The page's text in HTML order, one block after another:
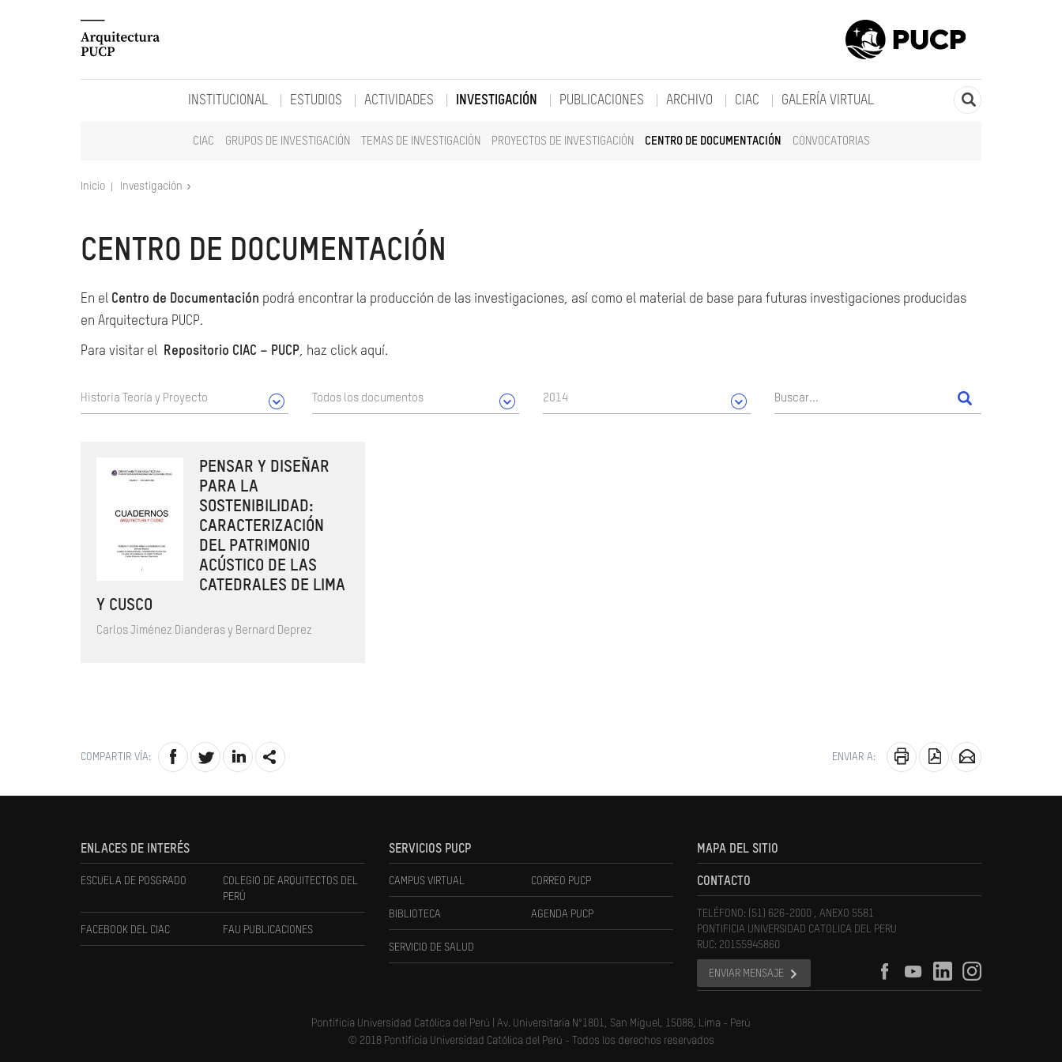
INSTITUCIONAL ESTUDIOS ACTIVIDADES INVESTIGACIÓN
CIAC GRUPOS DE INVESTIGACIÓN TEMAS DE INVESTIGACIÓN PROYECTOS DE INVESTIGACIÓN CENTRO DE DOCUMENTACIÓN CONVOCATORIAS
PUBLICACIONES ARCHIVO CIAC GALERÍA VIRTUAL
Inicio Investigación
CENTRO DE DOCUMENTACIÓN
En el Centro de Documentación podrá encontrar la producción de las investigaciones, así como el material de base para futuras investigaciones producidas
en Arquitectura PUCP.
Para visitar el Repositorio CIAC – PUCP, haz click aquí.
Historia Teoría y Proyecto Todos los documentos 2014
PENSAR Y DISEÑAR
PARA LA
SOSTENIBILIDAD:
CARACTERIZACIÓN
DEL PATRIMONIO
ACÚSTICO DE LAS
CATEDRALES DE LIMA
Y CUSCO
Carlos Jiménez Dianderas y Bernard Deprez
COMPARTIR VÍA: ENVIAR A:
ENLACES DE INTERÉS
ESCUELA DE POSGRADO
COLEGIO DE ARQUITECTOS DEL
PERÚ
FACEBOOK DEL CIAC FAU PUBLICACIONES
SERVICIOS PUCP
CAMPUS VIRTUAL CORREO PUCP
BIBLIOTECA AGENDA PUCP
SERVICIO DE SALUD
MAPA DEL SITIO
CONTACTO
TELÉFONO: (51) 626-2000 , ANEXO 5581
PONTIFICIA UNIVERSIDAD CATOLICA DEL PERU
RUC: 20155945860
ENVIAR MENSAJE
Pontificia Universidad Católica del Perú | Av. Universitaria N°1801, San Miguel, 15088, Lima - Perú
© 2018 Pontificia Universidad Católica del Perú - Todos los derechos reservados